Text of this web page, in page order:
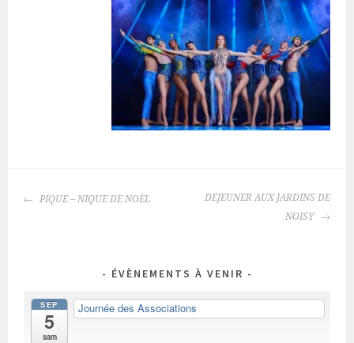
NAVIGATION
PIQUE – NIQUE DE NOËL
DEJEUNER AUX JARDINS DE
NOISY
ÉVÈNEMENTS À VENIR
SEP
5
sam
Journée des Associations